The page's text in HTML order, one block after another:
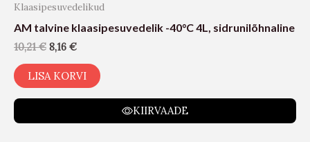
Klaasipesuvedelikud
AM talvine klaasipesuvedelik -40°C 4L, sidrunilõhnaline
10,21€ 8,16 €
LISA KORVI
KIIRVAADE